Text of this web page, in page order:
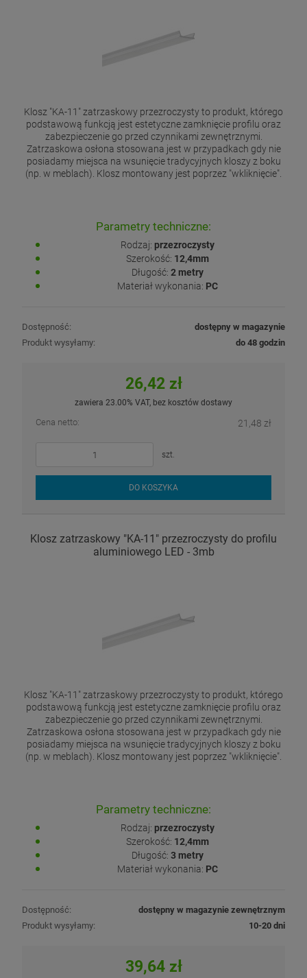
Klosz "KA-11" zatrzaskowy przezroczysty to produkt, którego
podstawową funkcją jest estetyczne zamknięcie profilu oraz
zabezpieczenie go przed czynnikami zewnętrznymi.
Zatrzaskowa osłona stosowana jest w przypadkach gdy nie
posiadamy miejsca na wsunięcie tradycyjnych kloszy z boku
(np. w meblach). Klosz montowany jest poprzez "wkliknięcie".
Parametry techniczne:
Rodzaj: przezroczysty
Szerokość: 12,4mm
Długość: 2 metry
Materiał wykonania: PC
Dostępność:
dostępny w magazynie
Produkt wysyłamy:
do 48 godzin
26,42 zł
zawiera 23.00% VAT, bez kosztów dostawy
Cena netto: 21,48 zł
szt.
DO KOSZYKA
Klosz zatrzaskowy "KA-11" przezroczysty do profilu
aluminiowego LED - 3mb
Klosz "KA-11" zatrzaskowy przezroczysty to produkt, którego
podstawową funkcją jest estetyczne zamknięcie profilu oraz
zabezpieczenie go przed czynnikami zewnętrznymi.
Zatrzaskowa osłona stosowana jest w przypadkach gdy nie
posiadamy miejsca na wsunięcie tradycyjnych kloszy z boku
(np. w meblach). Klosz montowany jest poprzez "wkliknięcie".
Parametry techniczne:
Rodzaj: przezroczysty
Szerokość: 12,4mm
Długość: 3 metry
Materiał wykonania: PC
Dostępność:
dostępny w magazynie zewnętrznym
Produkt wysyłamy:
10-20 dni
39,64 zł